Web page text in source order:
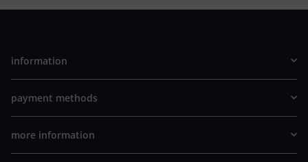
information
payment methods
more information